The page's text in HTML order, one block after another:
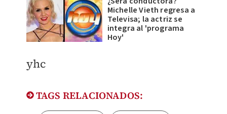
Michelle Vieth regresa a
Televisa; la actriz se
integra al 'programa
Hoy'
yhc
TAGS RELACIONADOS: